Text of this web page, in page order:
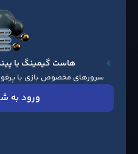
هاست گیمینگ با
سرورهای مخصوص بازی با
ورود به